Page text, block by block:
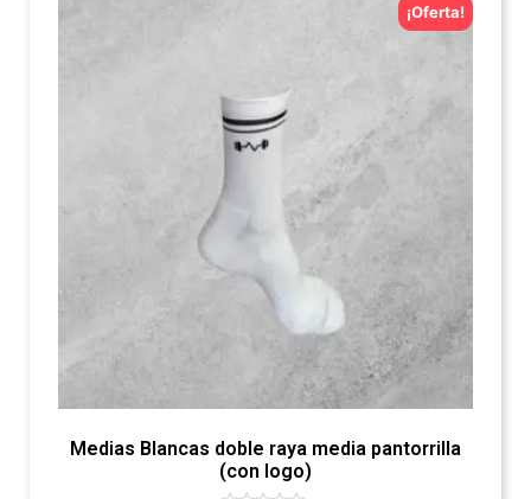
¡Oferta!
Medias Blancas doble raya media pantorrilla
(con logo)